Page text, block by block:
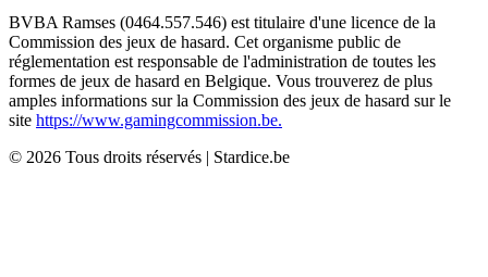
BVBA Ramses (0464.557.546) est titulaire d'une licence de la
Commission des jeux de hasard. Cet organisme public de
réglementation est responsable de l'administration de toutes les
formes de jeux de hasard en Belgique. Vous trouverez de plus
amples informations sur la Commission des jeux de hasard sur le
site https://www.gamingcommission.be.
© 2026 Tous droits réservés | Stardice.be